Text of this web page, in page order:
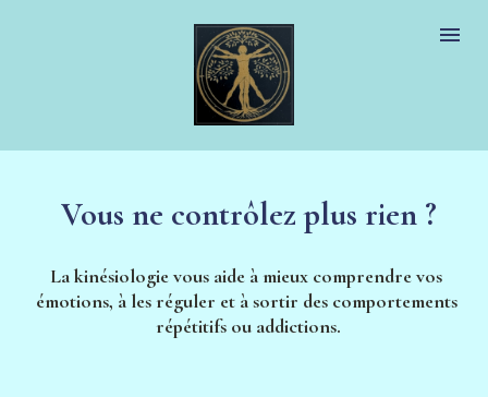
Vous ne contrôlez plus rien ?
La kinésiologie vous aide à mieux comprendre vos
émotions, à les réguler et à sortir des comportements
répétitifs ou addictions.